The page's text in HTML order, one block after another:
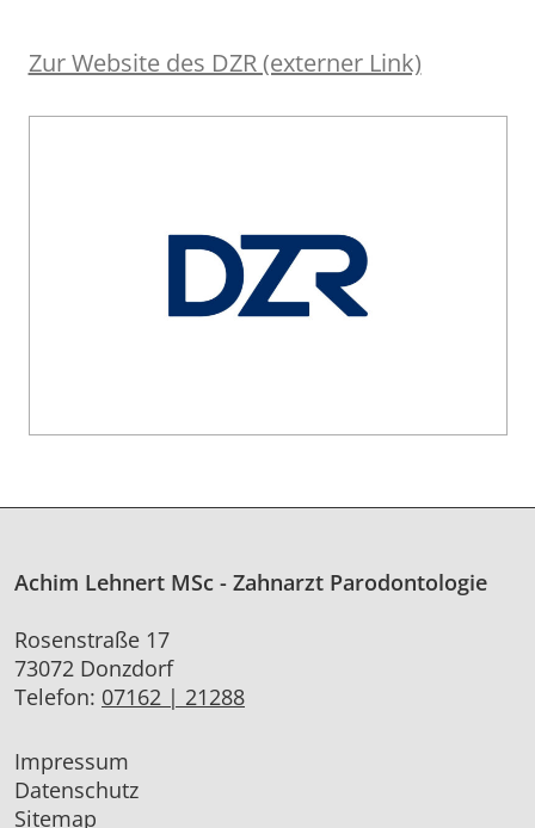
Zur Website des DZR (externer Link)
Achim Lehnert MSc - Zahnarzt Parodontologie
Rosenstraße 17
73072 Donzdorf
Telefon: 07162 | 21288
Impressum
Datenschutz
Sitemap